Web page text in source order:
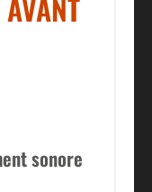
sonore